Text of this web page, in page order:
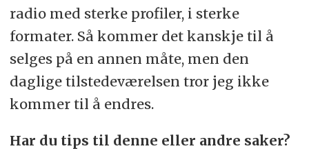
radio med sterke profiler, i sterke
formater. Så kommer det kanskje til å
selges på en annen måte, men den
daglige tilstedeværelsen tror jeg ikke
kommer til å endres.
Har du tips til denne eller andre saker?